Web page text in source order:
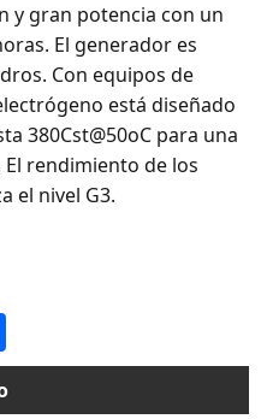
y gran potencia con un
El generador es
Con equipos de
está diseñado
380Cst@50oC para una
rendimiento de los
el nivel G3.